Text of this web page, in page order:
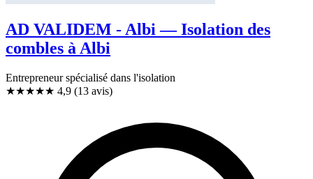
AD VALIDEM - Albi — Isolation des
combles à Albi
Entrepreneur spécialisé dans l'isolation
★★★★★ 4,9 (13 avis)